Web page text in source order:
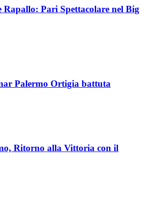
Rapallo: Pari Spettacolare nel Big
Palermo Ortigia battuta
Ritorno alla Vittoria con il